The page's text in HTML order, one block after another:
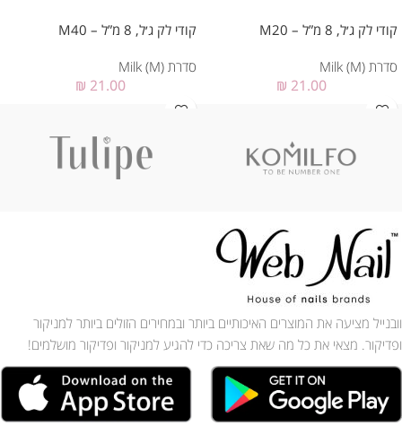
קודי לק ג׳ל, 8 מ”ל – M20
סדרת Milk (M)
₪ 21.00
קודי לק ג׳ל, 8 מ”ל – M40
סדרת Milk (M)
₪ 21.00
וובנייל מציעה את המוצרים האיכותיים ביותר ובמחירים הזולים ביותר למניקור
ופדיקור. מצאי את כל מה שאת צריכה כדי להגיע למניקור ופדיקור מושלמים!